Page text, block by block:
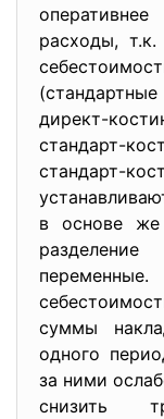
расходы,
директ-
стандарт-
стандарт-
в основе же
суммы
одного
за ними
снизить